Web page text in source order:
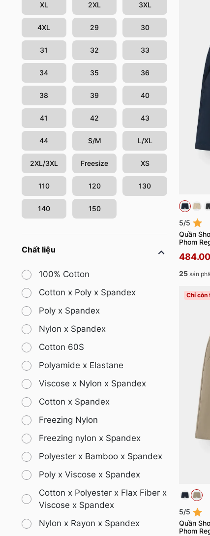
XL 2XL 3XL
4XL 29 30
31 32 33
34 35 36
38 39 40
41 42 43
44 S/M L/XL
2XL/3XL Freesize XS
110 120 130
140 150
Chất liệu
100% Cotton
Cotton x Poly x Spandex
Poly x Spandex
Nylon x Spandex
Cotton 60S
Polyamide x Elastane
Viscose x Nylon x Spandex
Cotton x Spandex
Freezing Nylon
Freezing nylon x Spandex
Polyester x Bamboo x Spandex
Poly x Viscose x Spandex
Cotton x Polyester x Flax Fiber x
Viscose x Spandex
Nylon x Rayon x Spandex
5/5
Quần
Phom
25 sản
Chỉ còn
5/5
Quần
Phom